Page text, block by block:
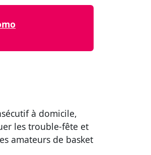
à domicile,
les trouble-fête et
amateurs de basket